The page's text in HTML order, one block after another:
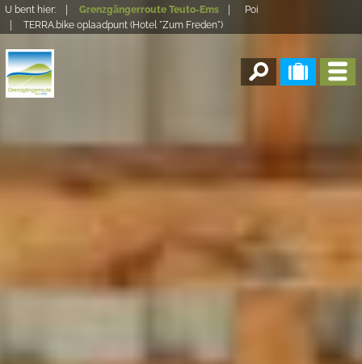
U bent hier: Grenzgängerroute Teuto-Ems
Poi
TERRA.bike oplaadpunt (Hotel "Zum Freden")